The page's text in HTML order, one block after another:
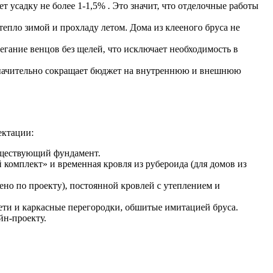
усадку не более 1-1,5% . Это значит, что отделочные работы
зимой и прохладу летом. Дома из клееного бруса не
венцов без щелей, что исключает необходимость в
сокращает бюджет на внутреннюю и внешнюю
фундамент.
и временная кровля из рубероида (для домов из
по проекту), постоянной кровлей с утеплением и
и каркасные перегородки, обшитые имитацией бруса.
проекту.